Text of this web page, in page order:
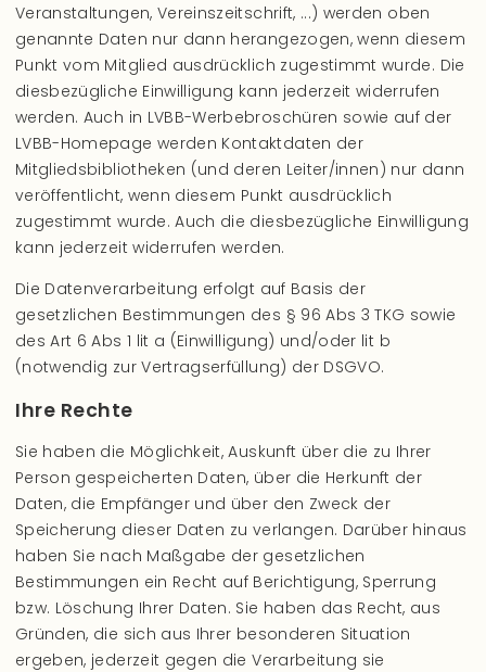
Veranstaltungen, Vereinszeitschrift, ...) werden oben
genannte Daten nur dann herangezogen, wenn diesem
Punkt vom Mitglied ausdrücklich zugestimmt wurde. Die
diesbezügliche Einwilligung kann jederzeit widerrufen
werden. Auch in LVBB-Werbebroschüren sowie auf der
LVBB-Homepage werden Kontaktdaten der
Mitgliedsbibliotheken (und deren Leiter/innen) nur dann
veröffentlicht, wenn diesem Punkt ausdrücklich
zugestimmt wurde. Auch die diesbezügliche Einwilligung
kann jederzeit widerrufen werden.
Die Datenverarbeitung erfolgt auf Basis der
gesetzlichen Bestimmungen des § 96 Abs 3 TKG sowie
des Art 6 Abs 1 lit a (Einwilligung) und/oder lit b
(notwendig zur Vertragserfüllung) der DSGVO.
Ihre Rechte
Sie haben die Möglichkeit, Auskunft über die zu Ihrer
Person gespeicherten Daten, über die Herkunft der
Daten, die Empfänger und über den Zweck der
Speicherung dieser Daten zu verlangen. Darüber hinaus
haben Sie nach Maßgabe der gesetzlichen
Bestimmungen ein Recht auf Berichtigung, Sperrung
bzw. Löschung Ihrer Daten. Sie haben das Recht, aus
Gründen, die sich aus Ihrer besonderen Situation
ergeben, jederzeit gegen die Verarbeitung sie